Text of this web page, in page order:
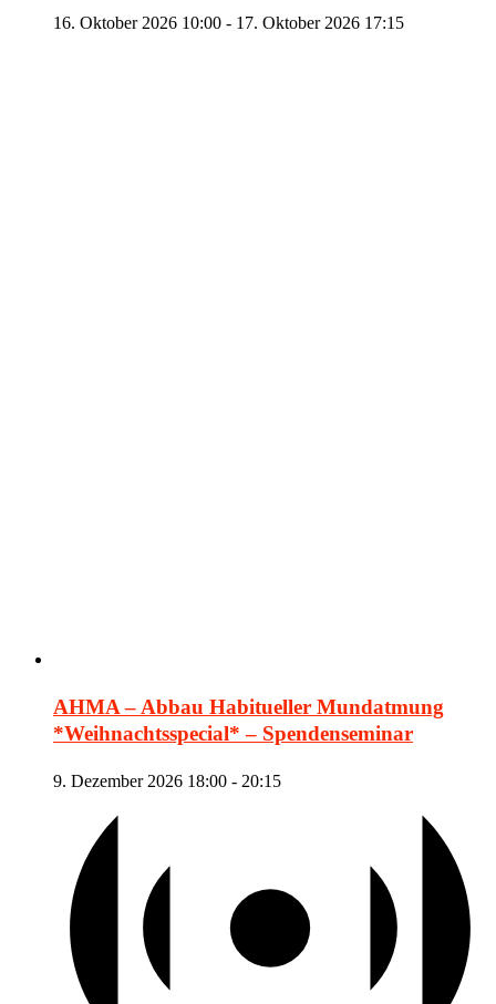
16. Oktober 2026 10:00 - 17. Oktober 2026 17:15
AHMA – Abbau Habitueller Mundatmung
*Weihnachtsspecial* – Spendenseminar
9. Dezember 2026 18:00 - 20:15